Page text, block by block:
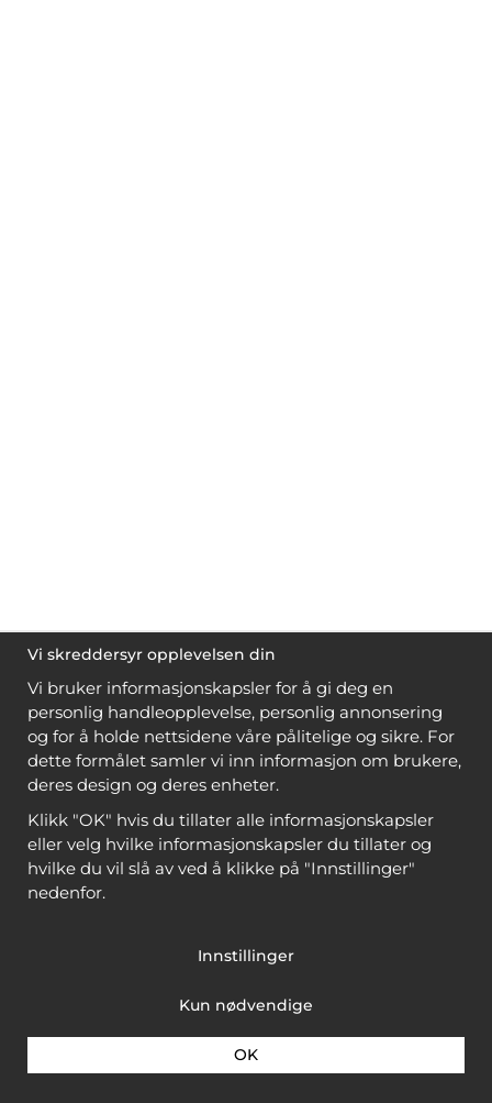
Vi skreddersyr opplevelsen din
Vi bruker informasjonskapsler for å gi deg en
personlig handleopplevelse, personlig annonsering
og for å holde nettsidene våre pålitelige og sikre. For
dette formålet samler vi inn informasjon om brukere,
deres design og deres enheter.
Klikk "OK" hvis du tillater alle informasjonskapsler
eller velg hvilke informasjonskapsler du tillater og
hvilke du vil slå av ved å klikke på "Innstillinger"
nedenfor.
Innstillinger
Kun nødvendige
OK